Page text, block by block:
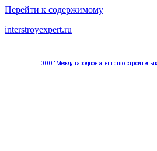
Перейти к содержимому
interstroyexpert.ru
ООО "Международное агентство